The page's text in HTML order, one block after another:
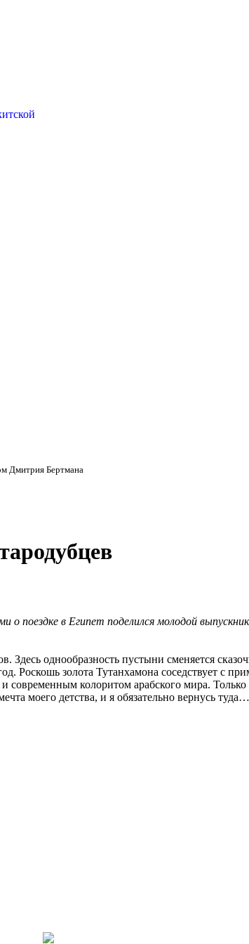
Дмитрия Бертмана
поездке в Египет поделился молодой
Здесь однообразность пустыни сменяется
Роскошь золота Тутанхамона соседствует с
колоритом арабского мира.
моего детства, и я обязательно вернусь